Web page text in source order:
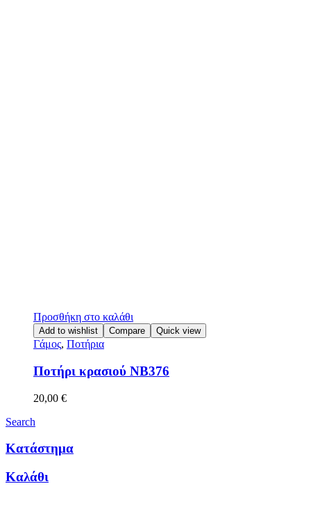
Προσθήκη στο καλάθι
Add to wishlist Compare Quick view
Γάμος, Ποτήρια
Ποτήρι κρασιού ΝΒ376
20,00 €
Search
Κατάστημα
Καλάθι